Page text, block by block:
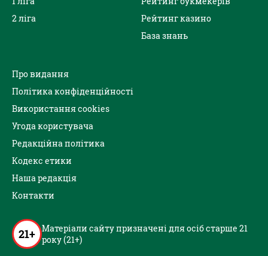
2 ліга
Рейтинг казино
База знань
Про видання
Політика конфіденційності
Використання cookies
Угода користувача
Редакційна політика
Кодекс етики
Наша редакція
Контакти
21+ Матеріали сайту призначені для осіб старше 21
року (21+)